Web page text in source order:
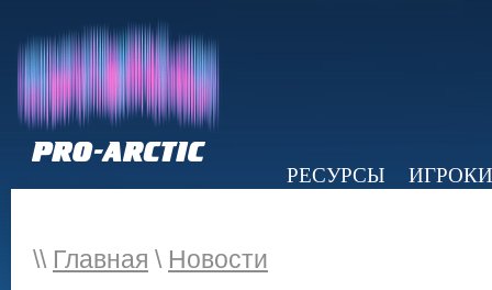
РЕСУРСЫ
ИГРОКИ
\\ Главная \ Новости